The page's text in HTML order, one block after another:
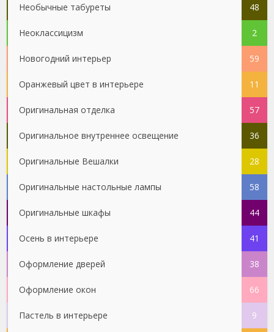
Необычные табуреты 48
Неоклассицизм 2
Новогодний интерьер 59
Оранжевый цвет в интерьере 11
Оригинальная отделка 57
Оригинальное внутреннее освещение 36
Оригинальные Вешалки 28
Оригинальные настольные лампы 58
Оригинальные шкафы 44
Осень в интерьере 41
Оформление дверей 38
Оформление окон 66
Пастель в интерьере 9